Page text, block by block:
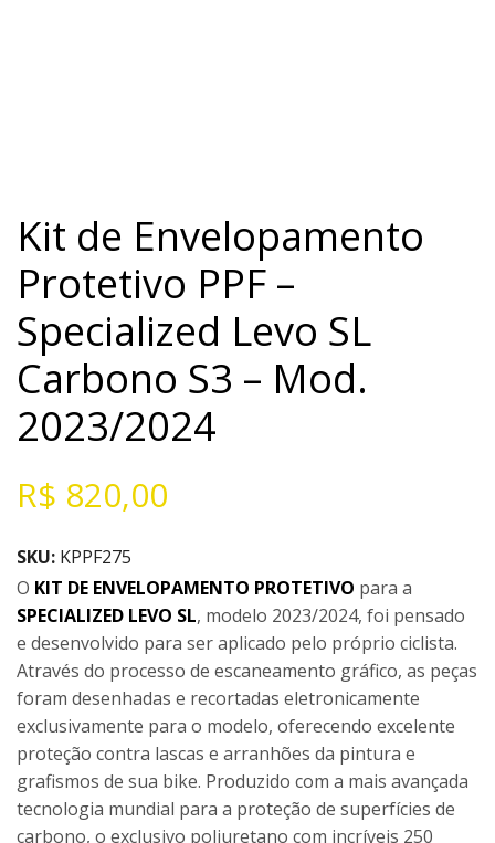
Kit de Envelopamento
Protetivo PPF –
Specialized Levo SL
Carbono S3 – Mod.
2023/2024
R$ 820,00
SKU: KPPF275
O KIT DE ENVELOPAMENTO PROTETIVO para a
SPECIALIZED LEVO SL, modelo 2023/2024, foi pensado
e desenvolvido para ser aplicado pelo próprio ciclista.
Através do processo de escaneamento gráfico, as peças
foram desenhadas e recortadas eletronicamente
exclusivamente para o modelo, oferecendo excelente
proteção contra lascas e arranhões da pintura e
grafismos de sua bike. Produzido com a mais avançada
tecnologia mundial para a proteção de superfícies de
carbono, o exclusivo poliuretano com incríveis 250